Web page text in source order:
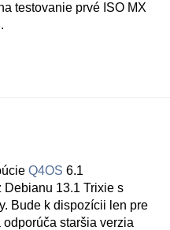
testovanie prvé ISO MX
Q4OS 6.1
Debianu 13.1 Trixie s
Bude k dispozícii len pre
staršia verzia